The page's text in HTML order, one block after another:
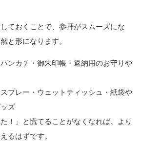
ておくことで、参拝がスムーズにな
と形になります。
ハンカチ・御朱印帳・返納用のお守りや
スプレー・ウェットティッシュ・紙袋や
ズ
！」と慌てることがなくなれば、より
るはずです。